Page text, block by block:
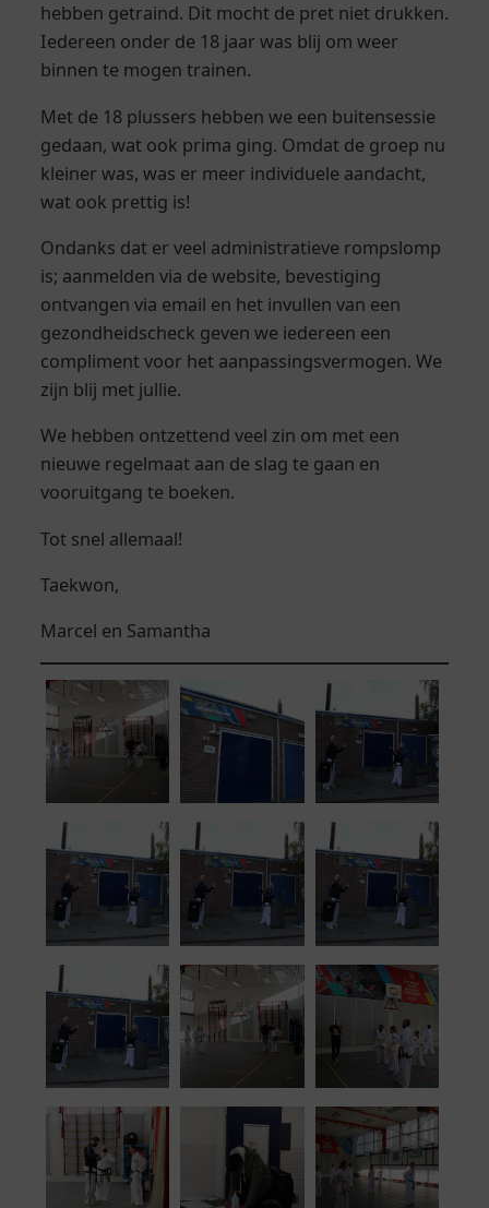
hebben getraind. Dit mocht de pret niet drukken.
Iedereen onder de 18 jaar was blij om weer
binnen te mogen trainen.
Met de 18 plussers hebben we een buitensessie
gedaan, wat ook prima ging. Omdat de groep nu
kleiner was, was er meer individuele aandacht,
wat ook prettig is!
Ondanks dat er veel administratieve rompslomp
is; aanmelden via de website, bevestiging
ontvangen via email en het invullen van een
gezondheidscheck geven we iedereen een
compliment voor het aanpassingsvermogen. We
zijn blij met jullie.
We hebben ontzettend veel zin om met een
nieuwe regelmaat aan de slag te gaan en
vooruitgang te boeken.
Tot snel allemaal!
Taekwon,
Marcel en Samantha